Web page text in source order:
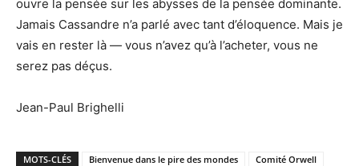
ouvre la pensée sur les abysses de la pensée dominante.
Jamais Cassandre n’a parlé avec tant d’éloquence. Mais je
vais en rester là — vous n’avez qu’à l’acheter, vous ne
serez pas déçus.
Jean-Paul Brighelli
MOTS-CLÉS Bienvenue dans le pire des mondes
Comité Orwell